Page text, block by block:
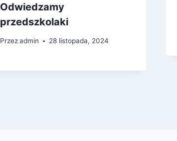
Odwiedzamy
przedszkolaki
Przezadmin 28 listopada, 2024